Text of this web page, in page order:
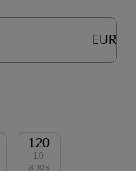
EUR
120
10
anos